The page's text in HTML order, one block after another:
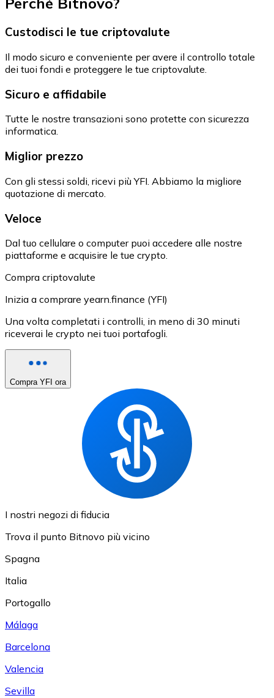
Custodisci le tue criptovalute
Il modo sicuro e conveniente per avere il controllo totale
dei tuoi fondi e proteggere le tue criptovalute.
Sicuro e affidabile
Tutte le nostre transazioni sono protette con sicurezza
informatica.
Miglior prezzo
Con gli stessi soldi, ricevi più YFI. Abbiamo la migliore
quotazione di mercato.
Veloce
Dal tuo cellulare o computer puoi accedere alle nostre
piattaforme e acquisire le tue crypto.
Compra criptovalute
Inizia a comprare yearn.finance (YFI)
Una volta completati i controlli, in meno di 30 minuti
riceverai le crypto nei tuoi portafogli.
Compra YFI ora
I nostri negozi di fiducia
Trova il punto Bitnovo più vicino
Spagna
Italia
Portogallo
Málaga
Barcelona
Valencia
Sevilla